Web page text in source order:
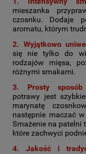
mieszanka
czosnku. Dodaje
aromatu, którym
2. Wyjątkowo
się nie tylko do
rodzajów mięsa,
różnymi smakami.
3. Prosty sposób
potrawy jest
marynatę
następnie maczać
Smażenie na patelni
które zachwyci
4. Jakość i